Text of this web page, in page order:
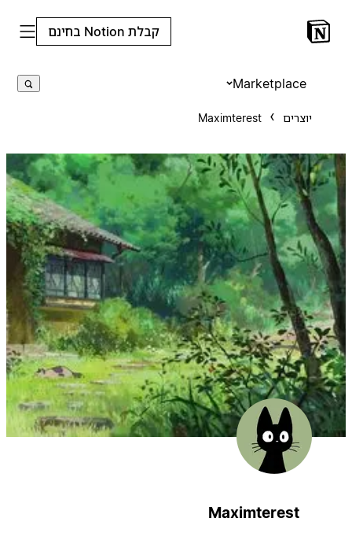
קבלת Notion בחינם
Marketplace
Maximterest
Maximterest